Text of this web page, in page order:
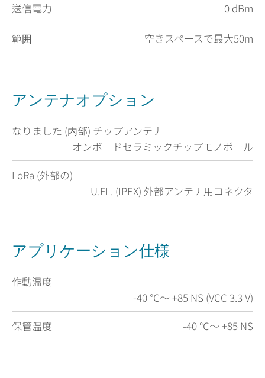
送信電力 0 dBm
範囲 空きスペースで最大50m
アンテナオプション
なりました (内部) チップアンテナ
オンボードセラミックチップモノポール
LoRa (外部の)
U.FL. (IPEX) 外部アンテナ用コネクタ
アプリケーション仕様
作動温度
-40 ℃〜 +85 NS (VCC 3.3 V)
保管温度
-40 ℃〜 +85 NS